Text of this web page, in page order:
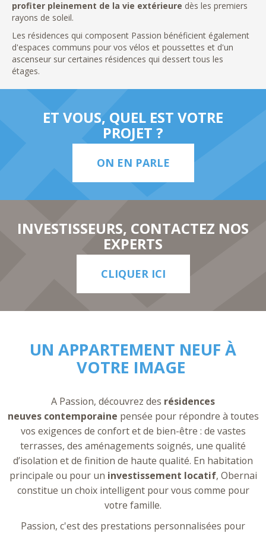
profiter pleinement de la vie extérieure dès les premiers
rayons de soleil.
Les résidences qui composent Passion bénéficient également
d'espaces communs pour vos vélos et poussettes et d'un
ascenseur sur certaines résidences qui dessert tous les
étages.
ET VOUS, QUEL EST VOTRE
PROJET ?
ON EN PARLE
INVESTISSEURS, CONTACTEZ NOS
EXPERTS
CLIQUER ICI
UN APPARTEMENT NEUF À
VOTRE IMAGE
A Passion, découvrez des résidences
neuves contemporaine pensée pour répondre à toutes
vos exigences de confort et de bien-être : de vastes
terrasses, des aménagements soignés, une qualité
d’isolation et de finition de haute qualité. En habitation
principale ou pour un investissement locatif, Obernai
constitue un choix intelligent pour vous comme pour
votre famille.
Passion, c'est des prestations personnalisées pour